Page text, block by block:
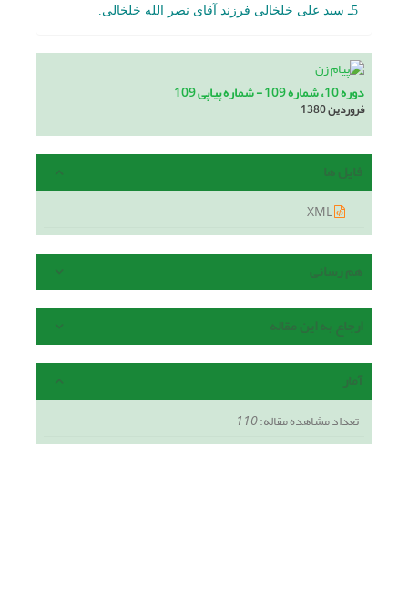
5ـ سید على خلخالى فرزند آقاى نصر الله خلخالى.
دوره 10، شماره 109 - شماره پیاپی 109
فروردین 1380
فایل ها
هم رسانی
ارجاع به این مقاله
آمار
تعداد مشاهده مقاله:110